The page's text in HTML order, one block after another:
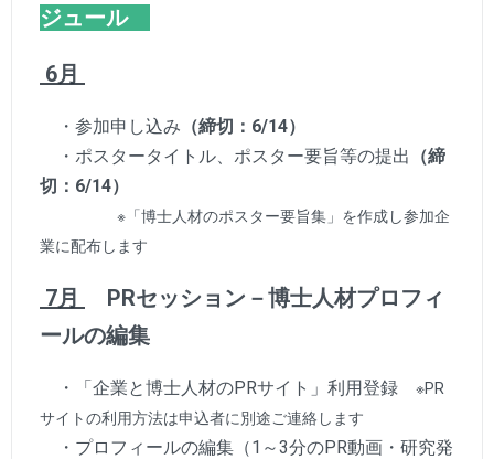
ジュール
6月
・参加申し込み （締切：6/14）
・ポスタータイトル、ポスター要旨等の提出
（締
切：6/14）
※「博士人材のポスター要旨集」を作成し参加企
業に配布します
7月
PRセッション－博士人材プロフィ
ールの編集
・「企業と博士人材のPRサイト」利用登録 ※PR
サイトの利用方法は申込者に別途ご連絡します
・プロフィールの編集（1～3分のPR動画・研究発